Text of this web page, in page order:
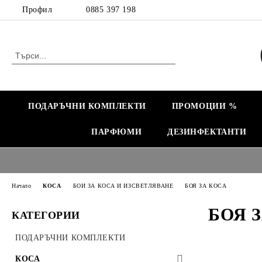
Профил 0885 397 198
ПОДАРЪЧНИ КОМПЛЕКТИ ПРОМОЦИИ %
ПАРФЮМИ ДЕЗИНФЕКТАНТИ
КАТЕГОРИИ
ПОДАРЪЧНИ КОМПЛЕКТИ
КОСА
Начало КОСА БОИ ЗА КОСА И ИЗСВЕТЛЯВАНЕ БОЯ ЗА КОСА
БОЯ